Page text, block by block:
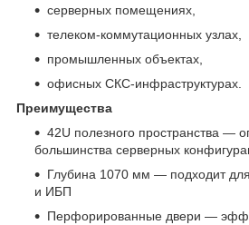
серверных помещениях,
телеком‑коммутационных узлах,
промышленных объектах,
офисных СКС‑инфраструктурах.
Преимущества
42U полезного пространства —
большинства серверных
Глубина 1070 мм — подходит
и ИБП
Перфорированные двери —